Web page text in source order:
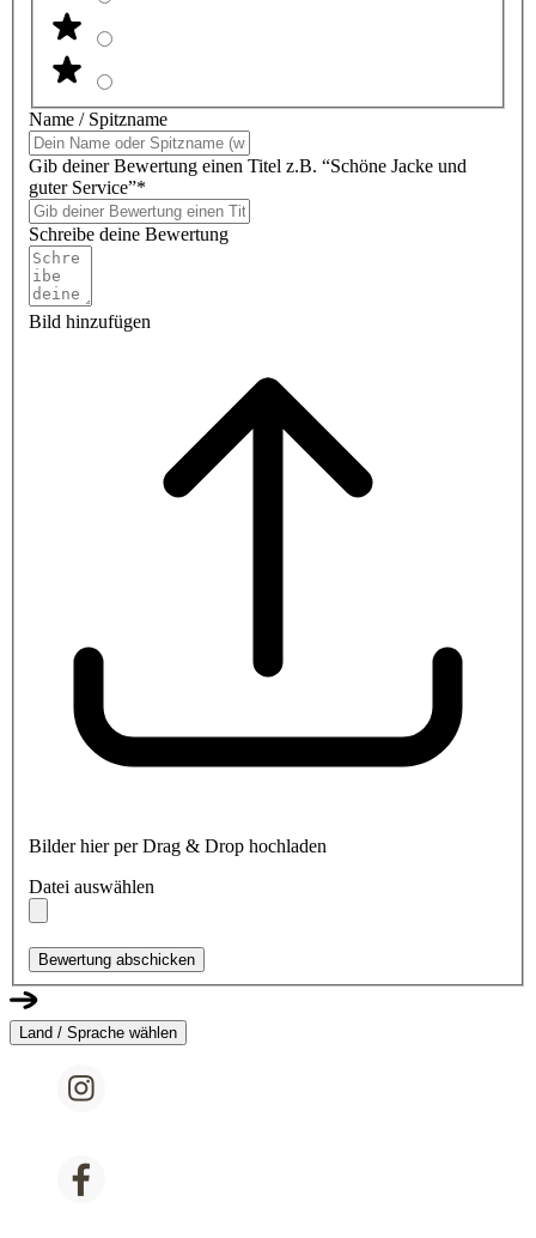
Name / Spitzname
Gib deiner Bewertung einen Titel z.B. “Schöne Jacke und
guter Service”*
Schreibe deine Bewertung
Bild hinzufügen
Bilder hier per Drag & Drop hochladen
Datei auswählen
Bewertung abschicken
Land / Sprache wählen